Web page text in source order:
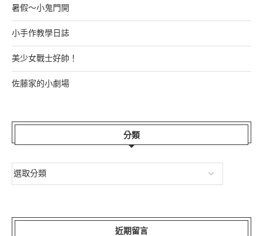
暑假～小鬼門開
小手作教學日誌
美少女戰士好帥！
佐藤家的小劇場
分類
近期留言